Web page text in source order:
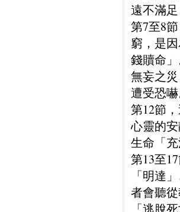
遠不滿
第7至8
窮，是
錢贖命
無妄之
遭受恐
第12節
心靈的
生命「
第13至
「明達
者會聽
「逃脫